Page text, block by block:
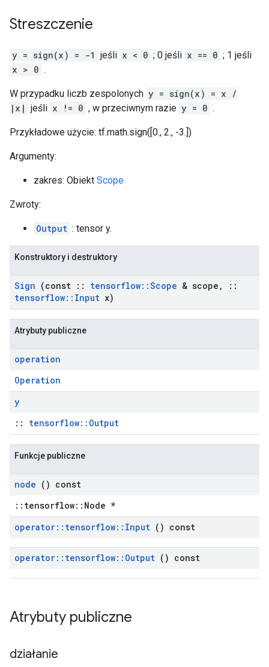
Streszczenie
y = sign(x) = -1 jeśli x < 0 ; 0 jeśli x == 0 ; 1 jeśli
x > 0 .
W przypadku liczb zespolonych y = sign(x) = x /
|x| jeśli x != 0 , w przeciwnym razie y = 0 .
Przykładowe użycie: tf.math.sign([0., 2., -3.])
Argumenty:
zakres: Obiekt Scope
Zwroty:
Output : tensor y.
Konstruktory i destruktory
Sign (const :: tensorflow::Scope & scope ,
::
tensorflow:: Input x)
Atrybuty publiczne
operation
Operation
y
:: tensorflow::Output
Funkcje publiczne
node () const
::tensorflow::Node *
operator:: tensorflow:: Input () const
operator:: tensorflow:: Output () const
Atrybuty publiczne
działanie